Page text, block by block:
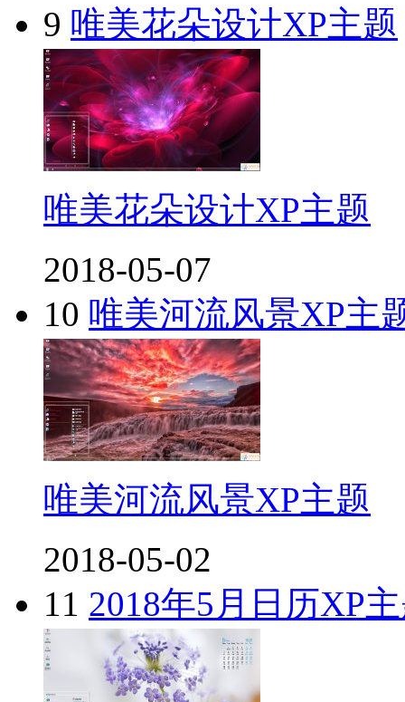
9 唯美花朵设计XP主题
唯美花朵设计XP主题
2018-05-07
10 唯美河流风景XP主
唯美河流风景XP主题
2018-05-02
11 2018年5月日历XP